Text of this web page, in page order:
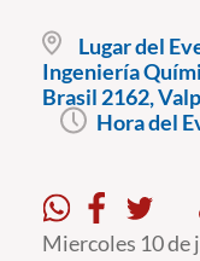
Pregrado
Postgrado
Formación Continua
Estudiantes
Académicos
Lugar del
Ingeniería
Brasil 2162,
Hora del
Miercoles 10 de